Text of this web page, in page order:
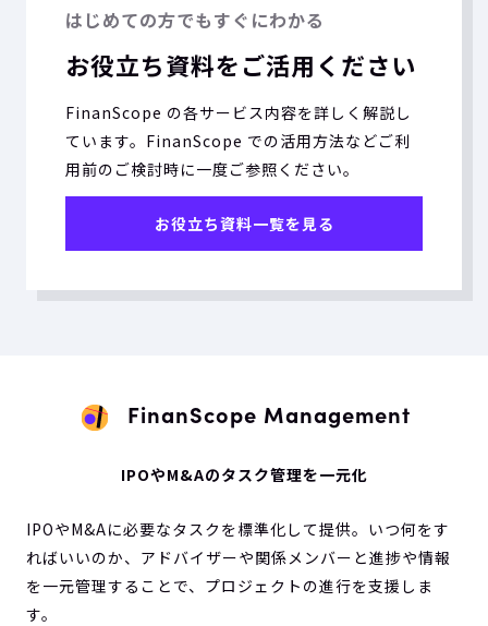
はじめての方でもすぐにわかる
お役立ち資料をご活用ください
FinanScope の各サービス内容を詳しく解説し
ています。FinanScope での活用方法などご利
用前のご検討時に一度ご参照ください。
お役立ち資料一覧を見る
FinanScope Management
IPOやM&Aのタスク管理を一元化
IPOやM&Aに必要なタスクを標準化して提供。いつ何をす
ればいいのか、アドバイザーや関係メンバーと進捗や情報
を一元管理することで、プロジェクトの進行を支援しま
す。